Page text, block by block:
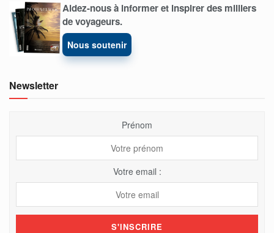
Aidez-nous à informer et inspirer des milliers
de voyageurs.
Nous soutenir
Newsletter
Prénom
Votre email :